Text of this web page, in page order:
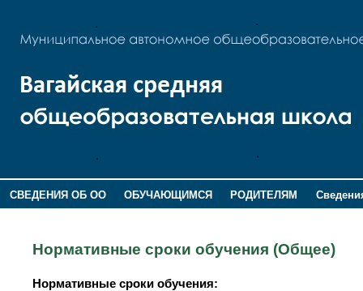
СВЕДЕНИЯ ОБ ОО ОБУЧАЮЩИМСЯ РОДИТЕЛЯМ
Нормативные сроки обучения (Общее)
Нормативные сроки обучения: